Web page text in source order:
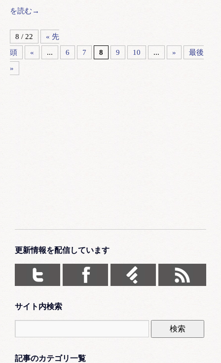
を読む→
8 / 22
« 先
頭
« ... 6 7 8 9 10 ... »
最後
»
更新情報を配信しています
サイト内検索
記事のカテゴリ一覧